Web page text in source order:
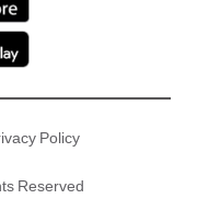
Policy
Reserved